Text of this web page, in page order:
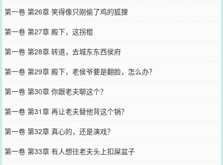
第一卷 第26章 笑得像只刚偷了鸡的狐狸
第一卷 第27章 殿下，这拐棍
第一卷 第28章 转道，去城东东西侯府
第一卷 第29章 殿下，老侯爷要是翻脸，怎么办？
第一卷 第30章 你跟老夫聊这个？
第一卷 第31章 再让老夫替他背这个锅？
第一卷 第32章 真心的，还是演戏？
第一卷 第33章 有人想往老夫头上扣屎盆子